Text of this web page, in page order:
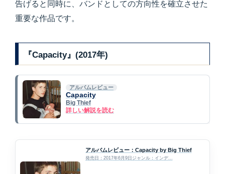
告げると同時に、バンドとしての方向性を確立させた
重要な作品です。
『Capacity』(2017年)
アルバムレビュー
Capacity
Big Thief
詳しい解説を読む
アルバムレビュー：Capacity by Big Thief
発売日：2017年6月9日ジャンル：インデ...